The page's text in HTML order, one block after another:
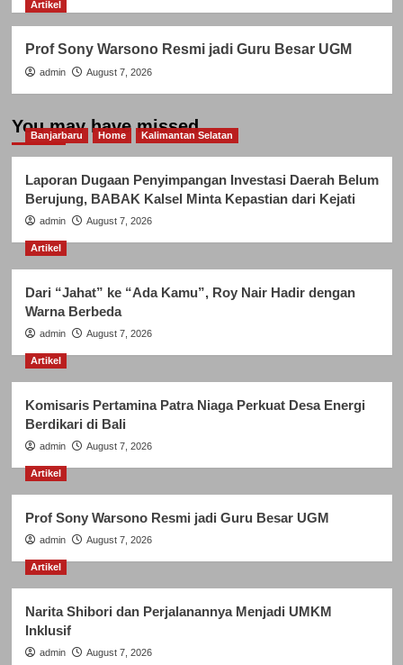
Artikel
Prof Sony Warsono Resmi jadi Guru Besar UGM
admin August 7, 2026
You may have missed
Banjarbaru Home Kalimantan Selatan
Laporan Dugaan Penyimpangan Investasi Daerah Belum
Berujung, BABAK Kalsel Minta Kepastian dari Kejati
admin August 7, 2026
Artikel
Dari “Jahat” ke “Ada Kamu”, Roy Nair Hadir dengan
Warna Berbeda
admin August 7, 2026
Artikel
Komisaris Pertamina Patra Niaga Perkuat Desa Energi
Berdikari di Bali
admin August 7, 2026
Artikel
Prof Sony Warsono Resmi jadi Guru Besar UGM
admin August 7, 2026
Artikel
Narita Shibori dan Perjalanannya Menjadi UMKM
Inklusif
admin August 7, 2026